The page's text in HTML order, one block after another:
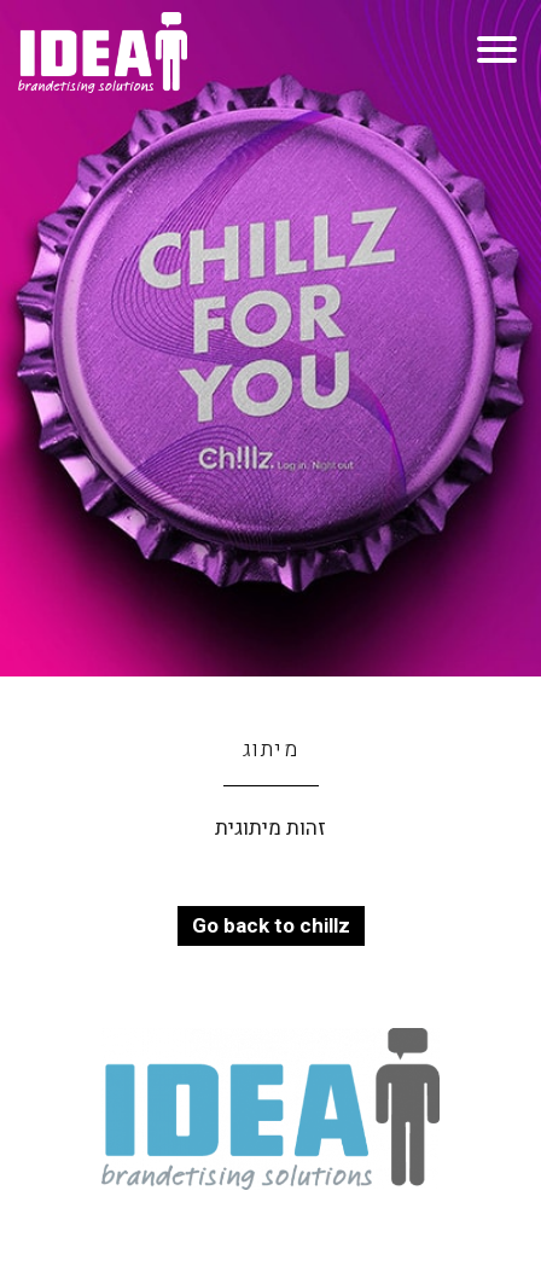
מיתוג
זהות מיתוגית
Go back to chillz